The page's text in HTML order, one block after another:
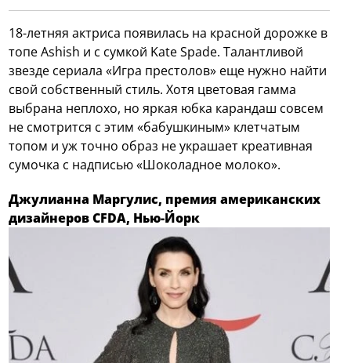
18-летняя актриса появилась на красной дорожке в
топе Ashish и с сумкой Kate Spade. Талантливой
звезде сериала «Игра престолов» еще нужно найти
свой собственный стиль. Хотя цветовая гамма
выбрана неплохо, но яркая юбка карандаш совсем
не смотрится с этим «бабушкиным» клетчатым
топом и уж точно образ не украшает креативная
сумочка с надписью «Шоколадное молоко».
Джулианна Маргулис, премия американских
дизайнеров CFDA, Нью-Йорк